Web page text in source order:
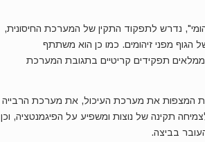
זיהומי", נדרש לתפקוד התקין של המערכת החיסונית,
הגוף מפני זיהומים. כמו כן הוא משתתף
תפקידים קריטיים בתגובת המערכת
המצפות את מערכת העיכול, את מערכת הרבייה
תקינה של נוצות ומשפיע על הפיגמנטציה, וכן
בביצה.